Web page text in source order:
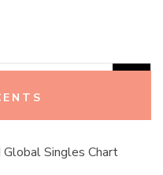
Singles Chart